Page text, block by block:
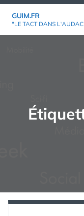
Aller
GUIM.FR
"LE TACT DANS